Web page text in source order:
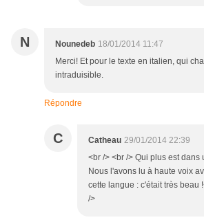
N Nounedeb 18/01/2014 11:47
Merci! Et pour le texte en italien, qui
intraduisible.
Répondre
C Catheau 29/01/2014 22:39
<br /> <br /> Qui plus est dans
Nous l'avons lu à haute voix
cette langue : c'était très beau
/>